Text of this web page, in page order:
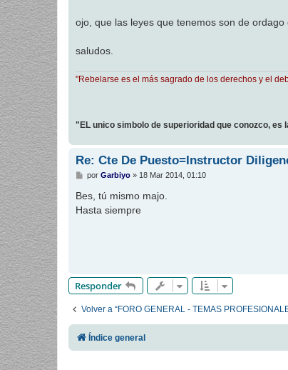
ojo, que las leyes que tenemos son de
saludos.
"Rebelarse es el más sagrado de los derechos y el
"EL unico simbolo de superioridad que conozco, es
Re: Cte De Puesto=Instructor
M
n
a
por Garbiyo» 18 Mar 2014, 01:10
Bes, tú mismo majo.
Hasta siempre
Responder
Volver a “FORO GENERAL - TEMAS
Índice general